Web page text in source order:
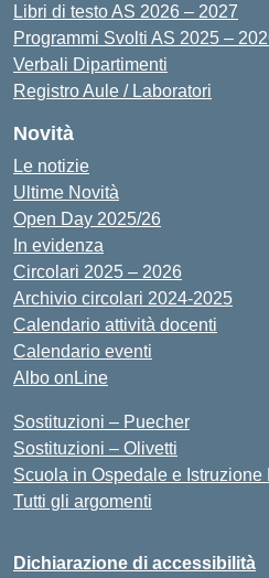
Libri di testo AS 2026 – 2027
Programmi Svolti AS 2025 –
Verbali Dipartimenti
Registro Aule / Laboratori
Novità
Le notizie
Ultime Novità
Open Day 2025/26
In evidenza
Circolari 2025 – 2026
Archivio circolari 2024-2025
Calendario attività docenti
Calendario eventi
Albo onLine
Sostituzioni – Puecher
Sostituzioni – Olivetti
Scuola in Ospedale e Istruzione
Tutti gli argomenti
Dichiarazione di accessibilità